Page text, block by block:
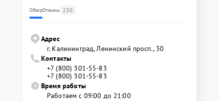
ОбзорОтзывы 230
Адрес
г. Калининград, Ленинский просп., 30
Контакты
+7 (800) 301-55-83
+7 (800) 301-55-83
Время работы
Работаем с 09:00 до 21:00